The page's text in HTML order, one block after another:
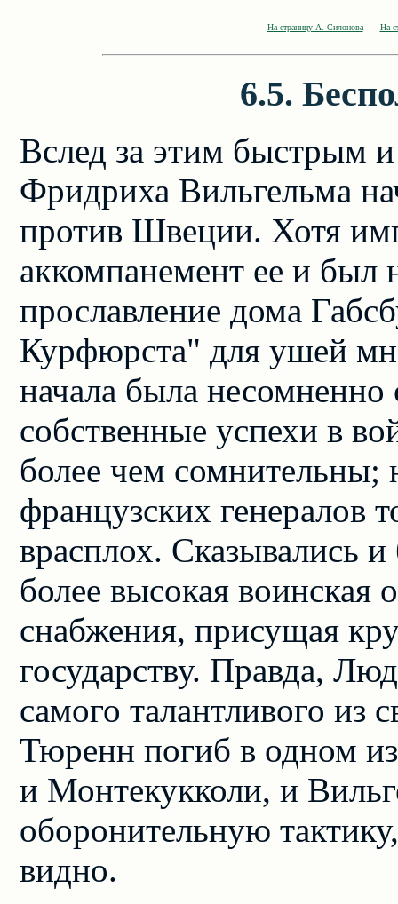
На страницу А. Силонова На
6.5.
Вслед за этим быстрым
Фридриха Вильгельма
против Швеции. Хотя
аккомпанемент ее и был
прославление дома
Курфюрста" для ушей
начала была
собственные успехи в
более чем сомнительны;
французских генералов
врасплох. Сказывались
более высокая воинская
снабжения, присущая
государству. Правда,
самого талантливого из
Тюренн погиб в одном
и Монтекукколи, и
оборонительную
видно.